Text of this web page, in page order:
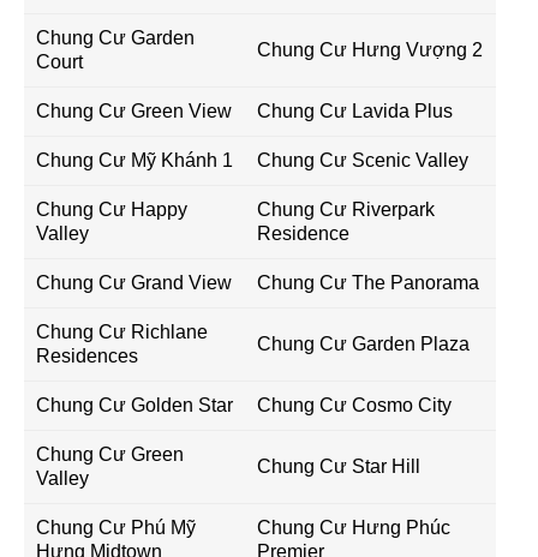
Chung Cư Garden
Court
Chung Cư Hưng Vượng 2
Chung Cư Green View Chung Cư Lavida Plus
Chung Cư Mỹ Khánh 1 Chung Cư Scenic Valley
Chung Cư Happy
Valley
Chung Cư Riverpark
Residence
Chung Cư Grand View Chung Cư The Panorama
Chung Cư Richlane
Residences
Chung Cư Garden Plaza
Chung Cư Golden Star Chung Cư Cosmo City
Chung Cư Green
Valley
Chung Cư Star Hill
Chung Cư Phú Mỹ
Hưng Midtown
Chung Cư Hưng Phúc
Premier